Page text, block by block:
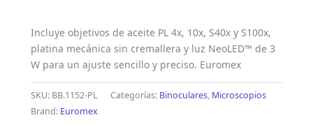
Incluye objetivos de aceite PL 4x, 10x, S40x y S100x,
platina mecánica sin cremallera y luz NeoLED™ de 3
W para un ajuste sencillo y preciso. Euromex
SKU: BB.1152-PL Categorías: Binoculares, Microscopios
Brand: Euromex